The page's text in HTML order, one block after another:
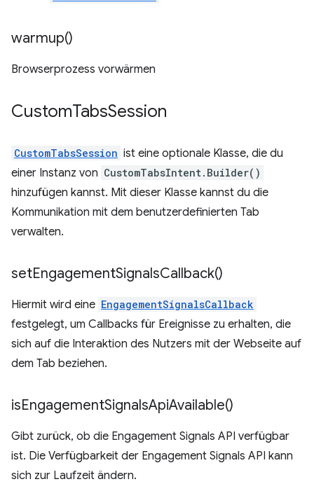
warmup()
Browserprozess vorwärmen
CustomTabsSession
CustomTabsSession ist eine optionale Klasse, die du
einer Instanz von CustomTabsIntent.Builder()
hinzufügen kannst. Mit dieser Klasse kannst du die
Kommunikation mit dem benutzerdefinierten Tab
verwalten.
setEngagementSignalsCallback()
Hiermit wird eine EngagementSignalsCallback
festgelegt, um Callbacks für Ereignisse zu erhalten, die
sich auf die Interaktion des Nutzers mit der Webseite auf
dem Tab beziehen.
isEngagementSignalsApiAvailable()
Gibt zurück, ob die Engagement Signals API verfügbar
ist. Die Verfügbarkeit der Engagement Signals API kann
sich zur Laufzeit ändern.